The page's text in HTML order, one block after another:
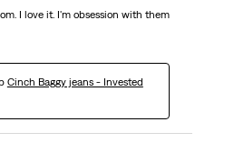
I love it. I'm obsession with them
Cinch Baggy jeans - Invested